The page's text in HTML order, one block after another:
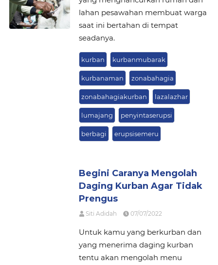
lahan pesawahan membuat warga
saat ini bertahan di tempat
seadanya.
kurban kurbanmubarak
kurbanaman zonabahagia
zonabahagiakurban lazalazhar
lumajang penyintaserupsi
berbagi erupsisemeru
Begini Caranya Mengolah
Daging Kurban Agar Tidak
Prengus
Siti Adidah 07/07/2022
Untuk kamu yang berkurban dan
yang menerima daging kurban
tentu akan mengolah menu